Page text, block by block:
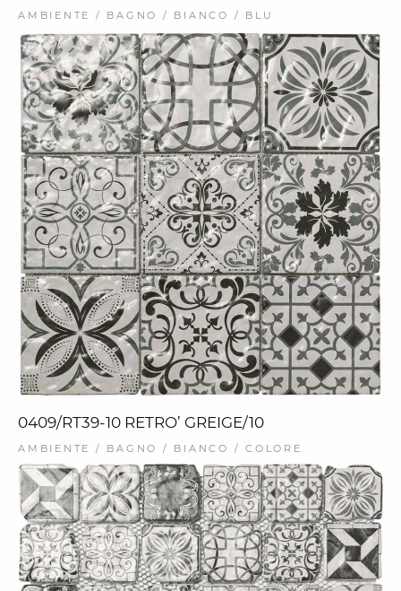
AMBIENTE / BAGNO / BIANCO / BLU
0409/RT39-10 RETRO’ GREIGE/10
AMBIENTE / BAGNO / BIANCO / COLORE